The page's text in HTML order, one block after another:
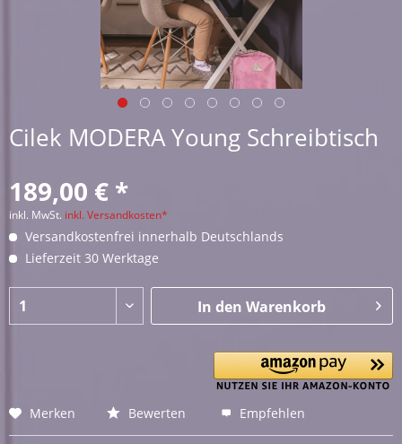
Cilek MODERA Young Schreibtisch
189,00 € *
inkl. MwSt. inkl. Versandkosten*
Versandkostenfrei innerhalb Deutschlands
Lieferzeit 30 Werktage
In den Warenkorb
Merken Bewerten Empfehlen